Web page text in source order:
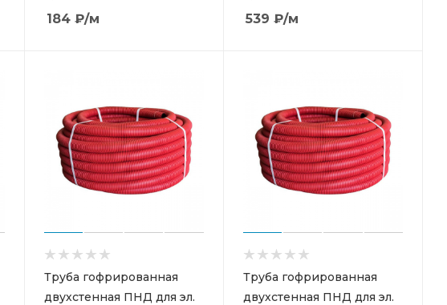
184₽/м 539 ₽/м
Труба гофрированная
двухстенная ПНД для эл.
Труба гофрированная
двухстенная ПНД для эл.